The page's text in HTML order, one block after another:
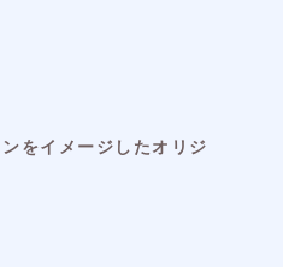
をイメージしたオリジ